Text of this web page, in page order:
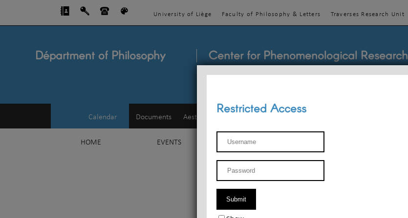
University of Liège Faculty of Philosophy & Letters Traverses Research Unit
Départment of Philosophy Center for Phenomenological Research
Calendar Documents Aesthetics
HOME EVENTS TEACHINGS
Restricted Access